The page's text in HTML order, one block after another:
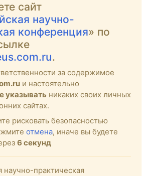
сайт
научно-
конференция» по
.
за содержимое
и настоятельно
указывать никаких своих личных
сайтах.
рисковать безопасностью
отмена, иначе вы будете
6 секунд
научно-практическая